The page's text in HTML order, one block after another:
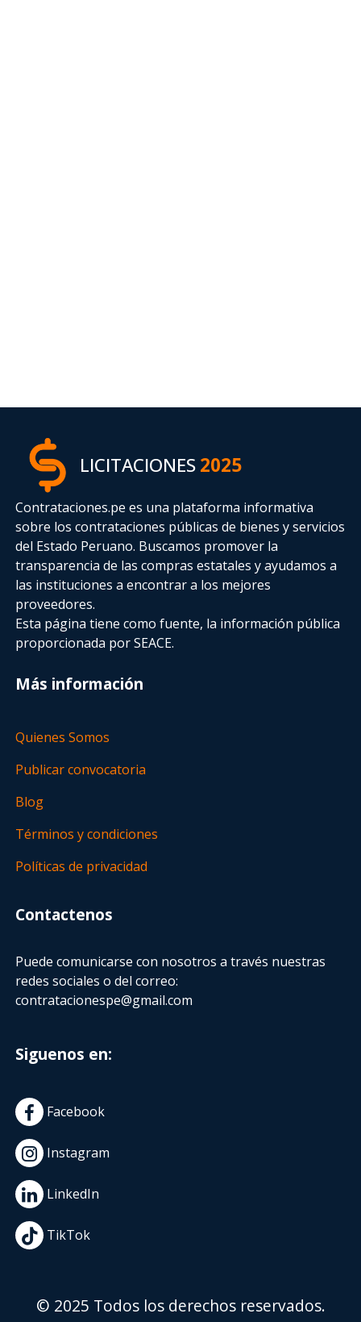
LICITACIONES2025
Contrataciones.pe es una plataforma informativa
sobre los contrataciones públicas de bienes y servicios
del Estado Peruano. Buscamos promover la
transparencia de las compras estatalesy ayudamos a
las instituciones a encontrar a los mejores
proveedores.
Esta página tiene como fuente, la información pública
proporcionada por SEACE.
Más información
Quienes Somos
Publicar convocatoria
Blog
Términos y condiciones
Políticas de privacidad
Contactenos
Puede comunicarse con nosotros a través nuestras
redes sociales o del correo:
contratacionespe@gmail.com
Siguenos en:
Facebook
Instagram
LinkedIn
TikTok
© 2025 Todos los derechos reservados.